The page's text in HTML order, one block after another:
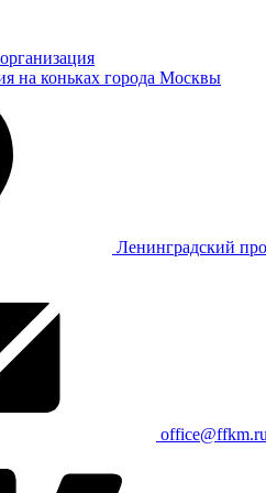
на коньках города Москвы
Ленинградский
office@ffkm.ru